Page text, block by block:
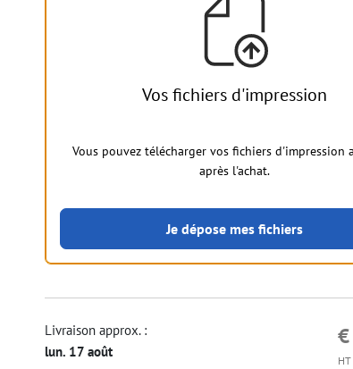
Vos fichiers d'impression
Vous pouvez télécharger vos fichiers d'impression
après l'achat.
Je dépose mes fichiers
HT
Livraison approx. :
lun. 17 août